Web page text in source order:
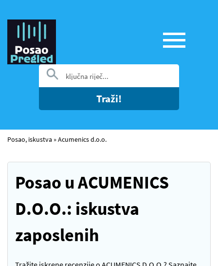
Traži!
Posao, iskustva »Acumenics d.o.o.
Posao u ACUMENICS
D.O.O.: iskustva
zaposlenih